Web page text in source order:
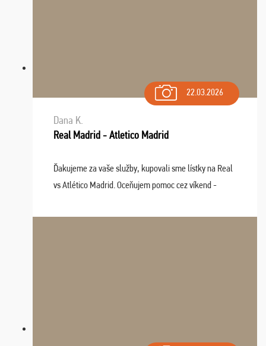
22.03.2026
Dana K.
Real Madrid - Atletico Madrid
Ďakujeme za vaše služby, kupovali sme lístky na Real
vs Atlético Madrid. Oceňujem pomoc cez víkend -
spokojnosti. Sedenie bolo dobré, štadión Barnabéu ...